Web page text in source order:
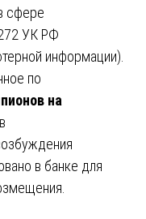
сфере
УК РФ
информации).
по
на
в банке для